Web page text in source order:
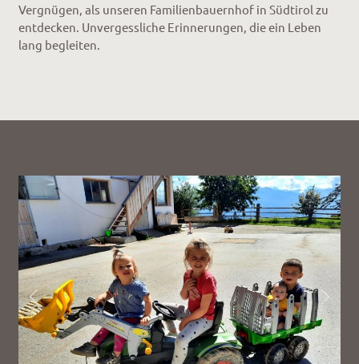
Vergnügen, als unseren Familienbauernhof in Südtirol zu
entdecken. Unvergessliche Erinnerungen, die ein Leben
lang begleiten.